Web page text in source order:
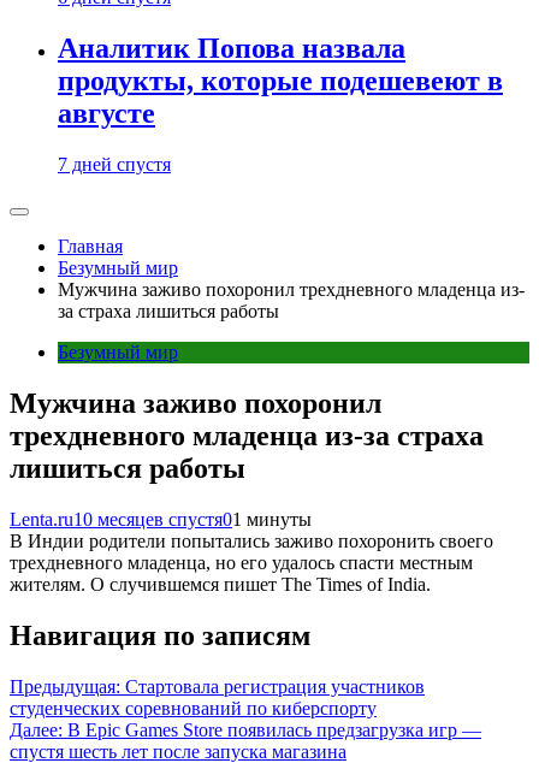
Аналитик Попова назвала
продукты, которые подешевеют в
августе
7 дней спустя
Главная
Безумный мир
Мужчина заживо похоронил трехдневного младенца из-
за страха лишиться работы
Безумный мир
Мужчина заживо похоронил
трехдневного младенца из-за страха
лишиться работы
Lenta.ru10 месяцев спустя01 минуты
В Индии родители попытались заживо похоронить своего
трехдневного младенца, но его удалось спасти местным
жителям. О случившемся пишет The Times of India.
Навигация по записям
Предыдущая: Стартовала регистрация участников
студенческих соревнований по киберспорту
Далее: В Epic Games Store появилась предзагрузка игр —
спустя шесть лет после запуска магазина